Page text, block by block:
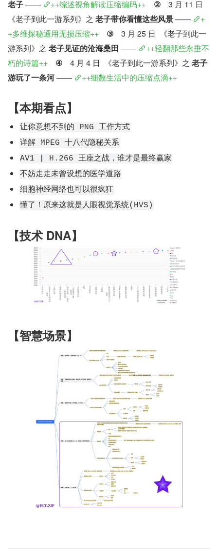
老子 —— ++综述视角解读压缩编码++ ② 3 月 11 日
《老子到此一游系列》之 老子带你看懂这些风景 ——
+
+多维探秘通用无损压缩++
③ 3 月 25 日  《老子到此一
游系列》之 老子见证的沧海桑田 ——
++轻翻那些永垂不
朽的诗篇++
④ 4 月 4 日  《老子到此一游系列》之 老子
游玩了一条河 —— ++细数生活中的压缩点滴++
【本期看点】
让你意想不到的 PNG 工作方式
详解 MPEG 十八代隐秘关系
AV1 | H.266 王座之战，谁才是最终赢家
不妨走走未曾设想的医学道路
细胞神经网络也可以很疯狂
懂了！原来这就是人眼视觉系统(HVS)
【技术 DNA】
【智慧场景】